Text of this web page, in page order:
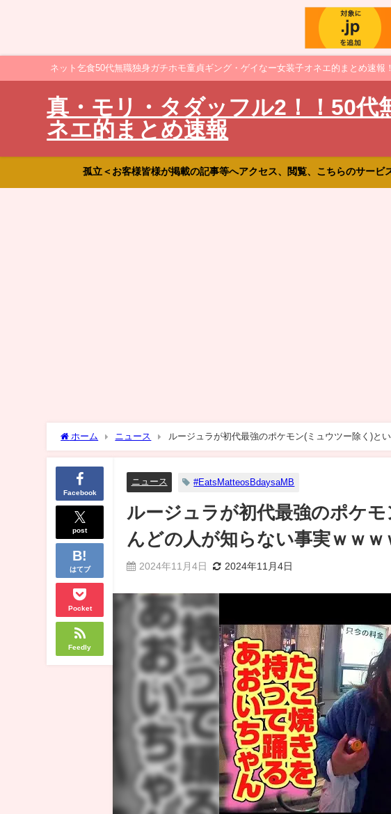
ネット乞食50代無職独身ガチホモ童貞ギング・ゲイなー女装子オネエ的まとめ速
真・モリ・タダッフル2！！50代
ネエ的まとめ速報
孤立＜お客様皆様が掲載の記事等へアクセス、閲覧、こちらのサー
ホーム ニュース ルージュラが初代最強のポケモン(ミュウツー除く)と
Facebook
post
はてブ
Pocket
Feedly
ニュース #EatsMatteosBdaysaMB
ルージュラが初代最強のポケ
んどの人が知らない事実ｗｗｗ
2024年11月4日 2024年11月4日